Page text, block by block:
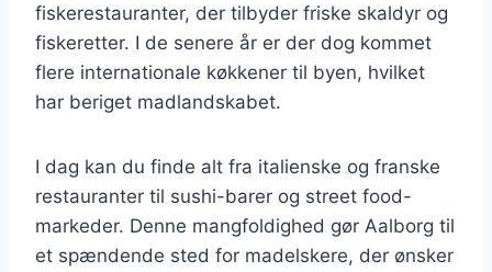
fiskerestauranter, der tilbyder friske skaldyr og
fiskeretter. I de senere år er der dog kommet
flere internationale køkkener til byen, hvilket
har beriget madlandskabet.
I dag kan du finde alt fra italienske og franske
restauranter til sushi-barer og street food-
markeder. Denne mangfoldighed gør Aalborg til
et spændende sted for madelskere, der ønsker